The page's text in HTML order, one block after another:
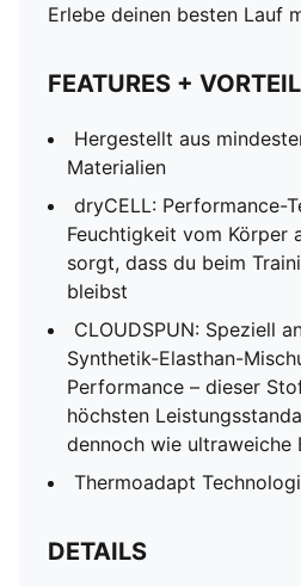
Erlebe deinen besten Lauf
FEATURES +
Hergestellt aus
Materialien
dryCELL: Performance-
Feuchtigkeit vom Körper
sorgt, dass du beim
bleibst
CLOUDSPUN: Speziell
Synthetik-Elasthan-
Performance – dieser
höchsten
dennoch wie ultraweiche
Thermoadapt
DETAILS